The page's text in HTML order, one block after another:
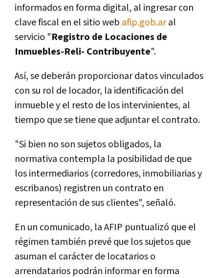
informados en forma digital, al ingresar con
clave fiscal en el sitio web afip.gob.aral
servicio "Registro de Locaciones de
Inmuebles-Reli- Contribuyente".
Así, se deberán proporcionar datos vinculados
con su rol de locador, la identificación del
inmueble y el resto de los intervinientes, al
tiempo que se tiene que adjuntar el contrato.
"Si bien no son sujetos obligados, la
normativa contempla la posibilidad de que
los intermediarios (corredores, inmobiliarias y
escribanos) registren un contrato en
representación de sus clientes", señaló.
En un comunicado, la AFIP puntualizó que el
régimen también prevé que los sujetos que
asuman el carácter de locatarios o
arrendatarios podrán informar en forma